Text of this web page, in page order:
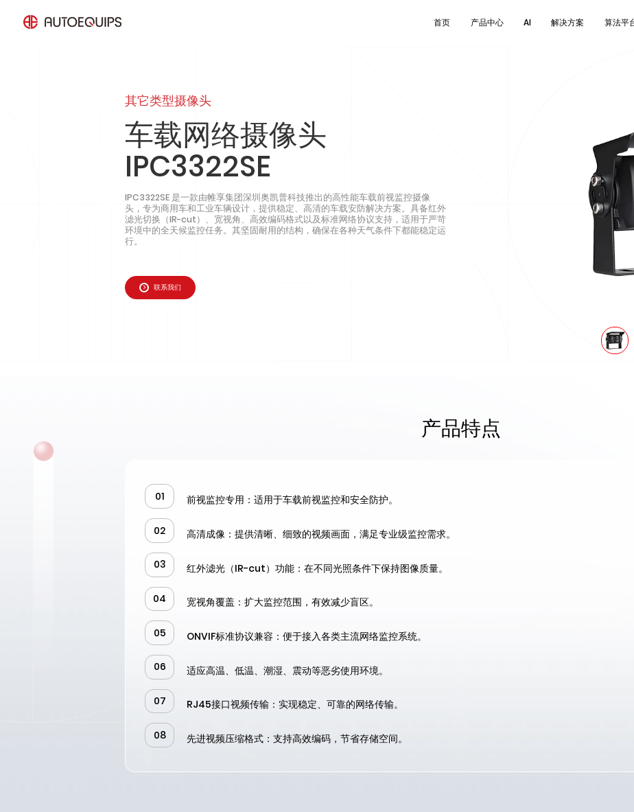
首页
产品中心
智能360全景系统
车载电子后视镜系统CMS
渐进式安全
查看更多
查看更多
AI
AI 驾驶员监测系统
智能速度辅助系统ISA
车载智慧终端系统
智能盲区检测系统
创新AI驱动的自动追踪技术可动态适应铰接车辆的
几何变化，确保持续的盲区覆盖与实时检测精度。
查看更多
解决方案
算法平
其它类型摄像头
车载网络摄像头
IPC3322SE
IPC3322SE 是一款由帷享集团深圳奥凯普科技推出的高性能车载前视监控摄像
头，专为商用车和工业车辆设计，提供稳定、高清的车载安防解决方案。具备红外
滤光切换（IR-cut）、宽视角、高效编码格式以及标准网络协议支持，适用于严苛
环境中的全天候监控任务。其坚固耐用的结构，确保在各种天气条件下都能稳定运
行。
联系我们
产品特点
01 前视监控专用：适用于车载前视监控和安全防护。
02 高清成像：提供清晰、细致的视频画面，满足专业级监控需求。
03 红外滤光（IR-cut）功能：在不同光照条件下保持图像质量。
04 宽视角覆盖：扩大监控范围，有效减少盲区。
05 ONVIF标准协议兼容：便于接入各类主流网络监控系统。
06 适应高温、低温、潮湿、震动等恶劣使用环境。
07 RJ45接口视频传输：实现稳定、可靠的网络传输。
08 先进视频压缩格式：支持高效编码，节省存储空间。